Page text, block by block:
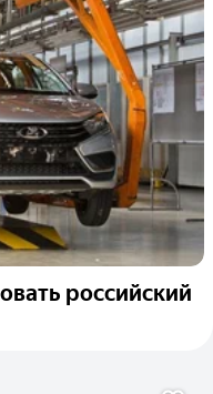
российский